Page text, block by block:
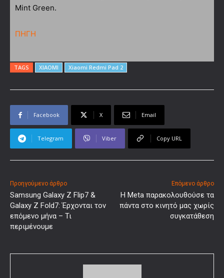
Mint Green.
ΠΗΓΗ
TAGS XIAOMI Xiaomi Redmi Pad 2
Facebook X Email
Telegram Viber Copy URL
Προηγούμενο άρθρο
Samsung Galaxy Z Flip7 &
Galaxy Z Fold7: Έρχονται τον
επόμενο μήνα – Τι
περιμένουμε
Επόμενο άρθρο
Η Meta παρακολουθούσε τα
πάντα στο κινητό μας χωρίς
συγκατάθεση